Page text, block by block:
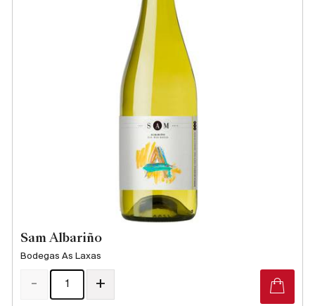
Aller à
L'entreprise
E-Catalogue
Sam Albariño
Bodegas As Laxas
- +